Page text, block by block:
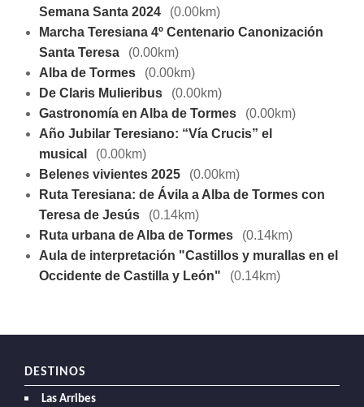
Semana Santa 2024
(0.00km)
Marcha Teresiana 4º Centenario Canonización
Santa Teresa
(0.00km)
Alba de Tormes
(0.00km)
De Claris Mulieribus
(0.00km)
Gastronomía en Alba de Tormes
(0.00km)
Año Jubilar Teresiano: “Vía Crucis” el
musical
(0.00km)
Belenes vivientes 2025
(0.00km)
Ruta Teresiana: de Ávila a Alba de Tormes con
Teresa de Jesús
(0.14km)
Ruta urbana de Alba de Tormes
(0.14km)
Aula de interpretación "Castillos y murallas en el
Occidente de Castilla y León"
(0.14km)
DESTINOS
Las Arribes